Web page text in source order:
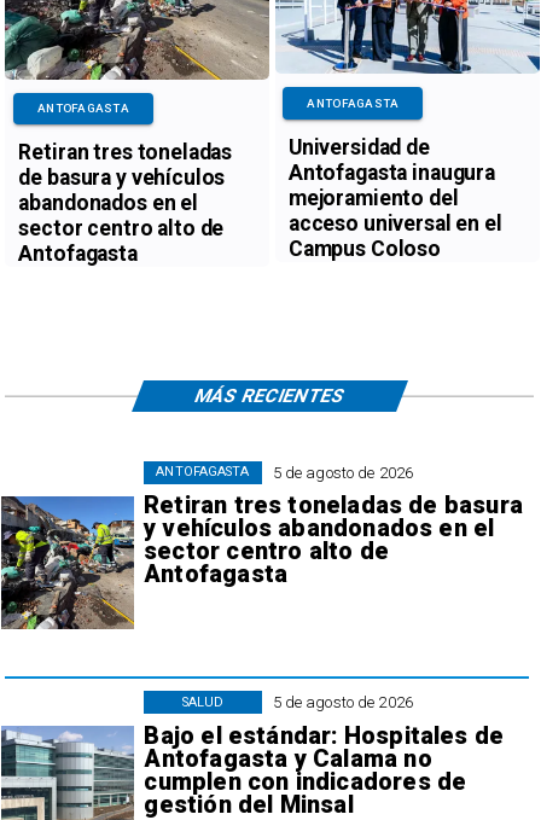
Retiran tres toneladas
de basura y vehículos
abandonados en el
sector centro alto de
Antofagasta
ANTOFAGASTA
Universidad de
Antofagasta inaugura
mejoramiento del
acceso universal en el
Campus Coloso
ANTOFAGASTA
5 de agosto de 2026
Retiran tres toneladas de basura
y vehículos abandonados en el
sector centro alto de
Antofagasta
ANTOFAGASTA
5 de agosto de 2026
Bajo el estándar: Hospitales de
Antofagasta y Calama no
cumplen con indicadores de
gestión del Minsal
SALUD
MÁS RECIENTES